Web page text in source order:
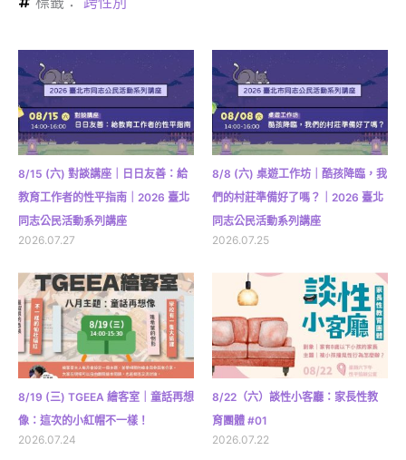
8/15 (六) 對談講座｜日日友善：給
教育工作者的性平指南｜2026 臺北
同志公民活動系列講座
2026.07.27
8/8 (六) 桌遊工作坊｜酷孩降臨，我
們的村莊準備好了嗎？｜2026 臺北
同志公民活動系列講座
2026.07.25
8/19 (三) TGEEA 繪客室｜童話再想
像：這次的小紅帽不一樣！
2026.07.24
8/22（六）談性小客廳：家長性教
育團體 #01
2026.07.22